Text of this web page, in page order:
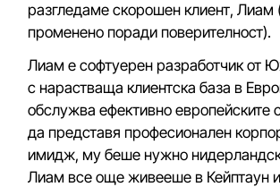
разгледаме скорошен клиент, Лиам
променено поради поверителност).
Лиам е софтуерен разработчик от
с нарастваща клиентска база в
обслужва ефективно европейските
да представя професионален
имидж, му беше нужно
Лиам все още живееше в Кейптаун